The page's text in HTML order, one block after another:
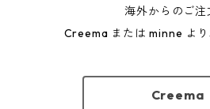
海外からのご注
Creema または minne よ
Creema